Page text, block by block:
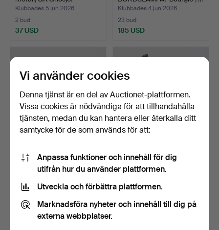
Klubbades 5 jun 2026
2 bud
37 USD
Klubbades 4 jun 2026
23 bud
185 USD
BORDSLAMPOR, 1 par,
keramik, Fogia.
Klubbades 4 jun 2026
4 bud
BORDSLAMPA,
industrimodell, bemålad
metall.
Klubbades 30 maj 2026
1 bud
Vi använder cookies
Denna tjänst är en del av Auctionet-plattformen.
Vissa cookies är nödvändiga för att tillhandahålla
tjänsten, medan du kan hantera eller återkalla ditt
samtycke för de som används för att:
Anpassa funktioner och innehåll för dig
utifrån hur du använder plattformen.
Utveckla och förbättra plattformen.
Marknadsföra nyheter och innehåll till dig på
externa webbplatser.